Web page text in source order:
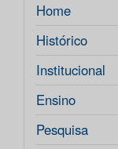
Home
Histórico
Institucional
Ensino
Pesquisa